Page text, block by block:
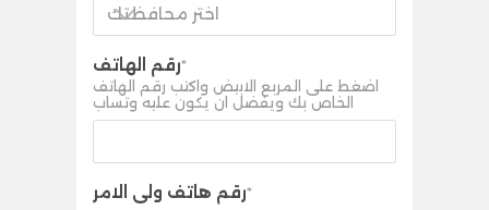
اختر محافظتك
رقم الهاتف*
اضغط على المربع الابيض واكتب رقم الهاتف
الخاص بك ويفضل ان يكون عليه وتساب
رقم هاتف ولى الامر*